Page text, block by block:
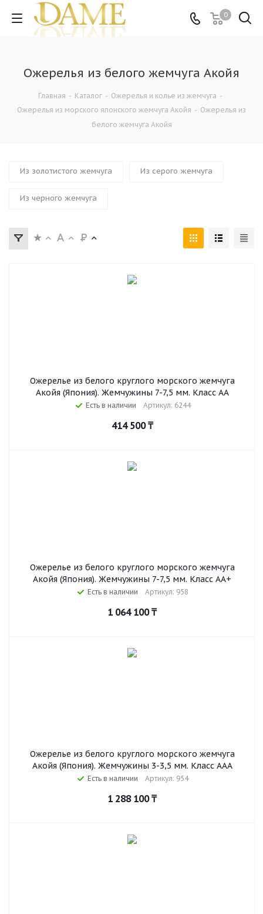
0
Ожерелья из белого жемчуга Акойя
Главная - Каталог - Ожерелья и колье из жемчуга -
Ожерелья из морского японского жемчуга Акойя - Ожерелья из
белого жемчуга Акойя
Из золотистого жемчуга Из серого жемчуга
Из черного жемчуга
Ожерелье из белого круглого морского жемчуга
Акойя (Япония). Жемчужины 7-7,5 мм. Класс АА
Есть в наличии Артикул: 6244
414 500₸
Ожерелье из белого круглого морского жемчуга
Акойя (Япония). Жемчужины 7-7,5 мм. Класс АА+
Есть в наличии Артикул: 958
1 064 100₸
Ожерелье из белого круглого морского жемчуга
Акойя (Япония). Жемчужины 3-3,5 мм. Класс ААА
Есть в наличии Артикул: 954
1 288 100₸